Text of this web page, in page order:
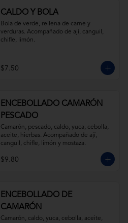
CALDO Y BOLA
Bola de verde, rellena de carne y
verduras. Acompañado de ají, canguil,
chifle, limón.
$7.50
ENCEBOLLADO CAMARÓN
PESCADO
Camarón, pescado, caldo, yuca, cebolla,
aceite, hierbas. Acompañado de ají,
canguil, chifle, limón y mostaza.
$9.80
ENCEBOLLADO DE
CAMARÓN
Camarón, caldo, yuca, cebolla, aceite,